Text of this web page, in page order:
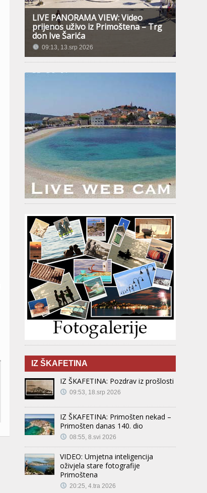
LIVE PANORAMA VIEW: Video
prijenos uživo iz Primoštena – Trg
don Ive Šarića
09:13, 13.srp 2026
IZ ŠKAFETINA
IZ ŠKAFETINA: Pozdrav iz prošlosti
09:53, 18.srp 2026
IZ ŠKAFETINA: Primošten nekad –
Primošten danas 140. dio
08:55, 8.svi 2026
VIDEO: Umjetna inteligencija
oživjela stare fotografije
Primoštena
20:25, 4.tra 2026